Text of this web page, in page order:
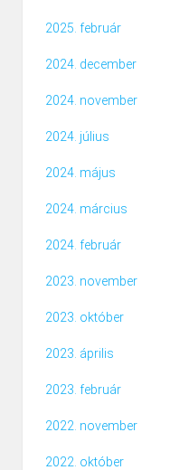
2025. február
2024. december
2024. november
2024. július
2024. május
2024. március
2024. február
2023. november
2023. október
2023. április
2023. február
2022. november
2022. október